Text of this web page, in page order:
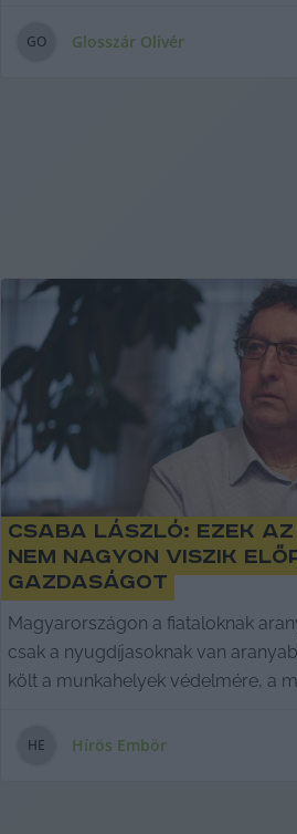
GO Glosszár Olivér
Csaba László: ezek
nem nagyon viszik
gazdaságot
Magyarországon a fiataloknak
csak a nyugdíjasoknak van
költ a munkahelyek védelmére, a
HE Hírös Embör